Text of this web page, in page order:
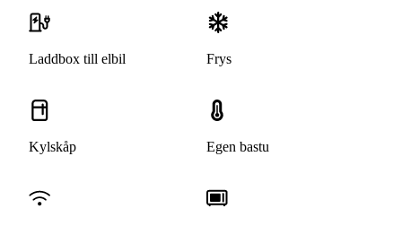
Laddbox till elbil Frys
Kylskåp Egen bastu